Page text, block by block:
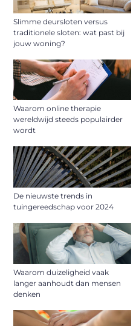
Slimme deursloten versus
traditionele sloten: wat past bij
jouw woning?
Waarom online therapie
wereldwijd steeds populairder
wordt
De nieuwste trends in
tuingereedschap voor 2024
Waarom duizeligheid vaak
langer aanhoudt dan mensen
denken